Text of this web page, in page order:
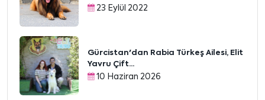
23 Eylül 2022
Gürcistan'dan Rabia Türkeş Ailesi, Elit
Yavru Çift...
10 Haziran 2026